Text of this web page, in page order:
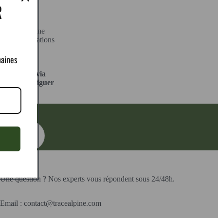
de ne
» d'informations
pour
via
devez naviguer
Une question ? Nos experts vous répondent sous 24/48h.
Email : contact@tracealpine.com